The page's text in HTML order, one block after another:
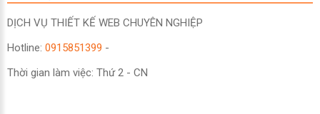
DỊCH VỤ THIẾT KẾ WEB CHUYÊN NGHIỆP
Hotline: 0915851399 -
Thời gian làm việc: Thứ 2 - CN